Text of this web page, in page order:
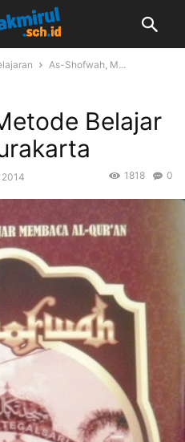
As-Shofwah, M...
Belajar
0
1818